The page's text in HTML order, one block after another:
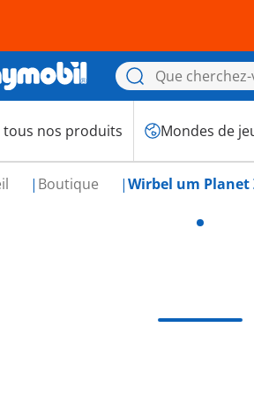
tous nos produits Mondes de
Boutique Wirbel um Planet